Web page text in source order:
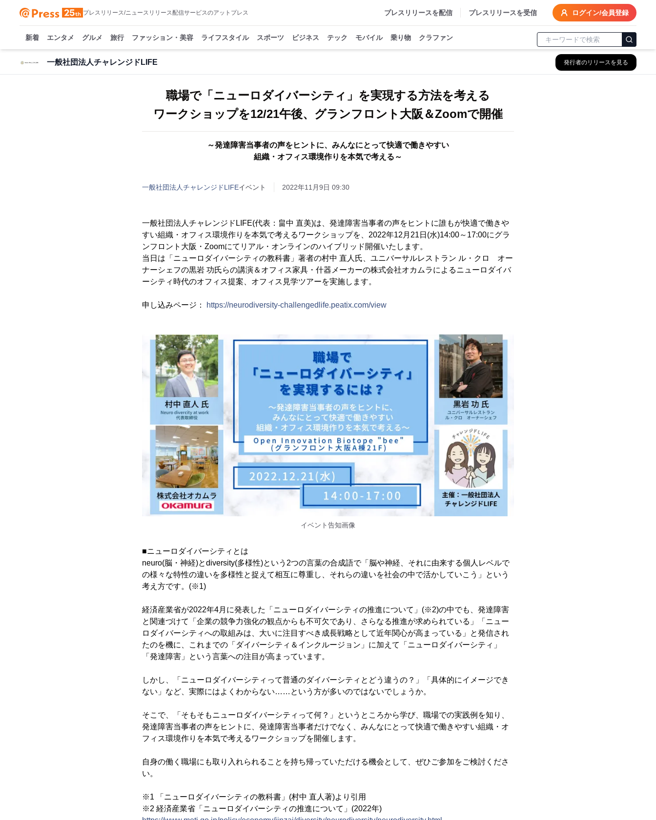
プレスリリース/ニュースリリース配信サービスのアットプレス プレスリリースを配信 プレスリリースを受信 ログイン/会員登録
新着 エンタメ グルメ 旅行 ファッション・美容 ライフスタイル スポーツ ビジネス テック モバイル 乗り物 クラファン
一般社団法人チャレンジドLIFE 発行者のリリースを見る
職場で「ニューロダイバーシティ」を実現する方法を考える
ワークショップを12/21午後、グランフロント大阪＆Zoomで開催
～発達障害当事者の声をヒントに、みんなにとって快適で働きやすい
組織・オフィス環境作りを本気で考える～
一般社団法人チャレンジドLIFEイベント 2022年11月9日 09:30
一般社団法人チャレンジドLIFE(代表：畠中 直美)は、発達障害当事者の声をヒントに誰もが快適で働きや
すい組織・オフィス環境作りを本気で考えるワークショップを、2022年12月21日(水)14:00～17:00にグラ
ンフロント大阪・Zoomにてリアル・オンラインのハイブリッド開催いたします。
当日は「ニューロダイバーシティの教科書」著者の村中 直人氏、ユニバーサルレストラン ル・クロ オー
ナーシェフの黒岩 功氏らの講演＆オフィス家具・什器メーカーの株式会社オカムラによるニューロダイバ
ーシティ時代のオフィス提案、オフィス見学ツアーを実施します。
申し込みページ： https://neurodiversity-challengedlife.peatix.com/view
イベント告知画像
■ニューロダイバーシティとは
neuro(脳・神経)とdiversity(多様性)という2つの言葉の合成語で「脳や神経、それに由来する個人レベルで
の様々な特性の違いを多様性と捉えて相互に尊重し、それらの違いを社会の中で活かしていこう」という
考え方です。(※1)
経済産業省が2022年4月に発表した「ニューロダイバーシティの推進について」(※2)の中でも、発達障害
と関連づけて「企業の競争力強化の観点からも不可欠であり、さらなる推進が求められている」「ニュー
ロダイバーシティへの取組みは、大いに注目すべき成長戦略として近年関心が高まっている」と発信され
たのを機に、これまでの「ダイバーシティ＆インクルージョン」に加えて「ニューロダイバーシティ」
「発達障害」という言葉への注目が高まっています。
しかし、「ニューロダイバーシティって普通のダイバーシティとどう違うの？」「具体的にイメージでき
ない」など、実際にはよくわからない……という方が多いのではないでしょうか。
そこで、「そもそもニューロダイバーシティって何？」というところから学び、職場での実践例を知り、
発達障害当事者の声をヒントに、発達障害当事者だけでなく、みんなにとって快適で働きやすい組織・オ
フィス環境作りを本気で考えるワークショップを開催します。
自身の働く職場にも取り入れられることを持ち帰っていただける機会として、ぜひご参加をご検討くださ
い。
※1 「ニューロダイバーシティの教科書」(村中 直人著)より引用
※2 経済産業省「ニューロダイバーシティの推進について」(2022年)